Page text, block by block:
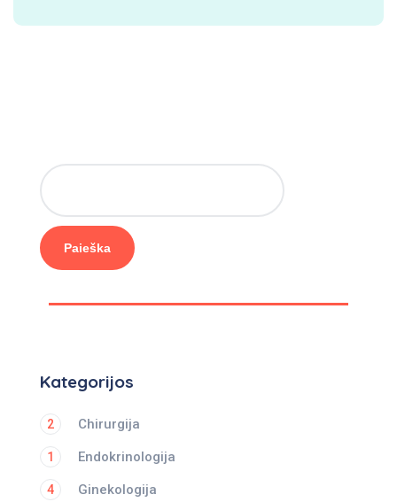
Paieška
Kategorijos
Chirurgija
2
Endokrinologija
1
Ginekologija
4